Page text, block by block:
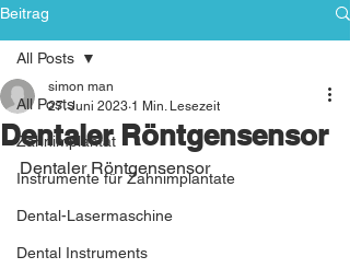
Beitrag
All Posts
Zahnimplantat
Instrumente für Zahnimplantate
Dental-Lasermaschine
Dental Instruments
All Posts
Dentaler Röntgensensor
simon man
27. Juni 2023 1 Min. Lesezeit
Dentaler Röntgensensor